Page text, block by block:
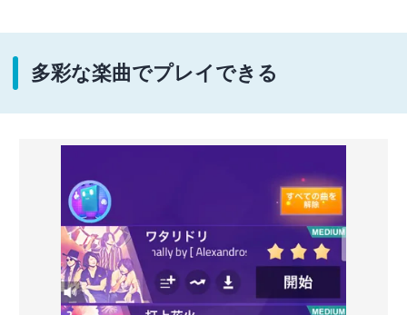
多彩な楽曲でプレイできる